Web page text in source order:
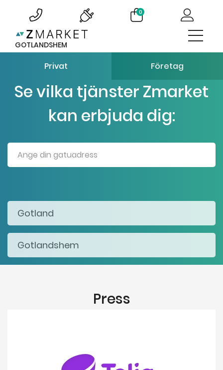
0
GOTLANDSHEM
Privat Företag
Se vilka tjänster Zmarket
kan erbjuda dig:
Press